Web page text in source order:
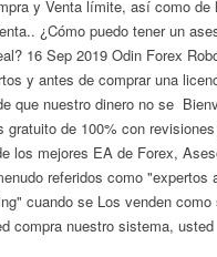
y Venta límite, así como de
¿Cómo puedo tener un
16 Sep 2019 Odin Forex
y antes de comprar una
que nuestro dinero no se
gratuito de 100% con
los mejores EA de Forex,
referidos como "expertos
cuando se Los venden como
compra nuestro sistema, usted